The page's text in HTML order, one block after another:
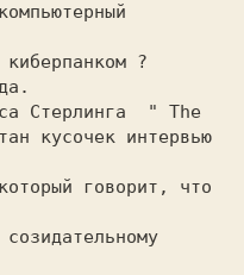
?
Стерлинга  " The
кусочек интервью
говорит, что